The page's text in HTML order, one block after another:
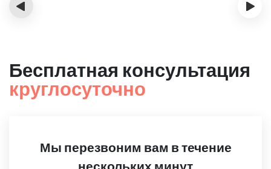
‹ ›
Бесплатная консультация
круглосуточно
Мы перезвоним вам в течение
нескольких минут